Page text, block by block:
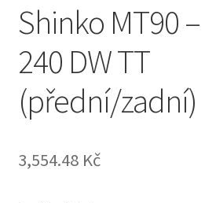
Shinko MT90
240 DW TT
(přední/zadní)
3,554.48 Kč